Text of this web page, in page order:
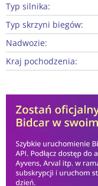
Typ silnika:
Typ skrzyni biegów:
Nadwozie:
Kraj pochodzenia: